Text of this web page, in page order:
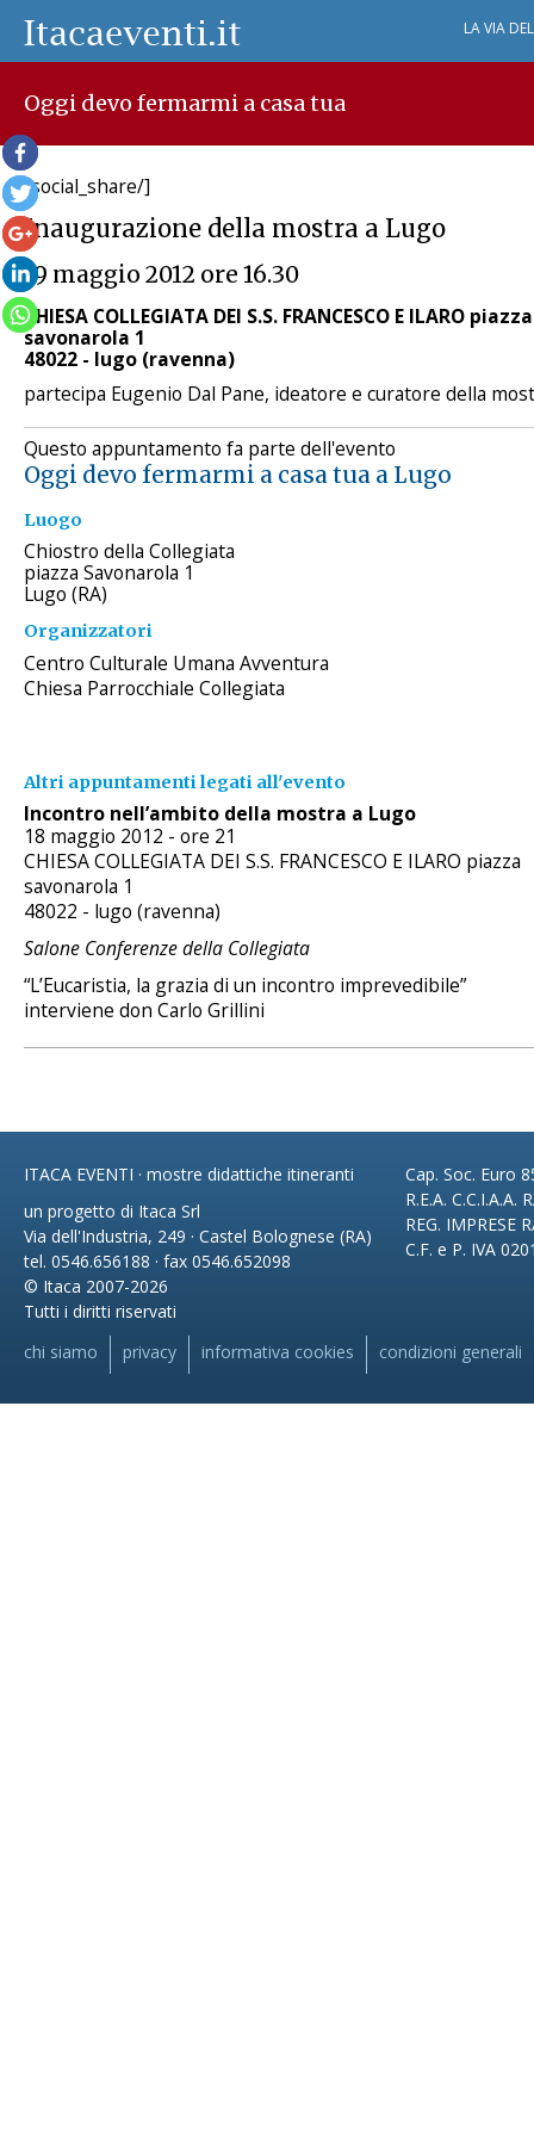
LA VIA
Oggi devo fermarmi a casa tua
[social_share/]
Inaugurazione della mostra a Lugo
19 maggio 2012 ore 16.30
CHIESA COLLEGIATA DEI S.S. FRANCESCO E ILARO piazza
savonarola 1
48022 - lugo (ravenna)
partecipa Eugenio Dal Pane, ideatore e curatore della
Questo appuntamento fa parte dell'evento
Oggi devo fermarmi a casa tua a Lugo
Luogo
Chiostro della Collegiata
piazza Savonarola 1
Lugo (RA)
Organizzatori
Centro Culturale Umana Avventura
Chiesa Parrocchiale Collegiata
Altri appuntamenti legati all'evento
Incontro nell’ambito della mostra a Lugo
18 maggio 2012 - ore 21
CHIESA COLLEGIATA DEI S.S. FRANCESCO E ILARO piazza
savonarola 1
48022 - lugo (ravenna)
Salone Conferenze della Collegiata
“L’Eucaristia, la grazia di un incontro imprevedibile”
interviene don Carlo Grillini
ITACA EVENTI · mostre didattiche itineranti
un progetto di Itaca Srl
Via dell'Industria, 249 · Castel Bolognese (RA)
tel. 0546.656188 · fax 0546.652098
© Itaca 2007-2026
Tutti i diritti riservati
Cap. Soc. Euro
R.E.A. C.C.I.A.A.
REG. IMPRESE
C.F. e P. IVA
chi siamo privacy informativa cookies condizioni generali